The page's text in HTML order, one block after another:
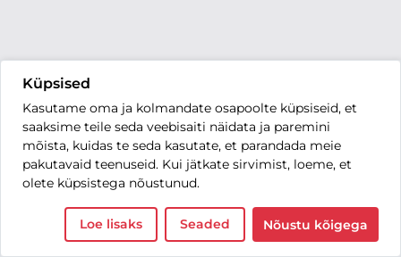
Küpsised
Kasutame oma ja kolmandate osapoolte küpsiseid, et
saaksime teile seda veebisaiti näidata ja paremini
mõista, kuidas te seda kasutate, et parandada meie
pakutavaid teenuseid. Kui jätkate sirvimist, loeme, et
olete küpsistega nõustunud.
Loe lisaks Seaded Nõustu kõigega